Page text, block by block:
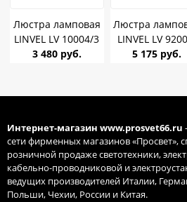
Люстра ламповая
LINVEL LV 10004/3
Фиалка белое
3 480 руб.
Люстра
LINVEL LV
Зара черный
5 175 руб.
Интернет-магазин www.prosvet66.ru
сети фирменных магазинов «Просвет»,
розничной продаже светотехники,
кабельно-проводниковой и
ведущих производителей Италии,
Польши, Чехии, России и Китая.